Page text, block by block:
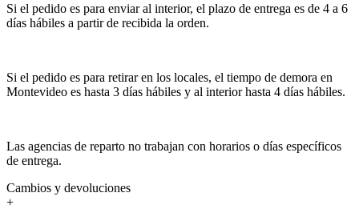
Si el pedido es para enviar al interior, el plazo de entrega es de 4 a 6
días hábiles a partir de recibida la orden.
Si el pedido es para retirar en los locales, el tiempo de demora en
Montevideo es hasta 3 días hábiles y al interior hasta 4 días hábiles.
Las agencias de reparto no trabajan con horarios o días específicos
de entrega.
Cambios y devoluciones
+